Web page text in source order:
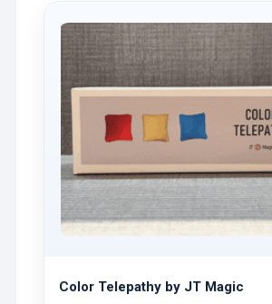
Color Telepathy by JT Magic